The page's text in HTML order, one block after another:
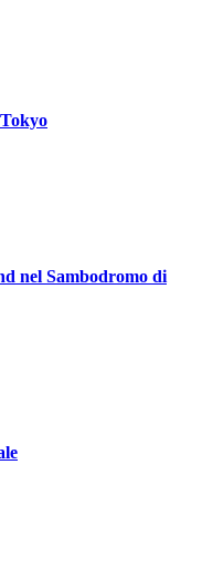
nel Sambodromo di